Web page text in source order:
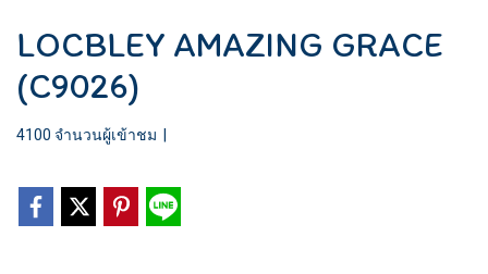
LOCBLEY AMAZING GRACE
(C9026)
4100 จำนวนผู้เข้าชม